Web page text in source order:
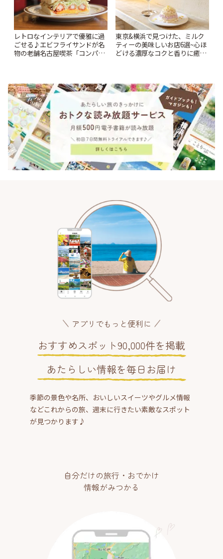
レトロなインテリアで優雅に過
ごせる♪エビフライサンドが名
物の老舗名古屋喫茶「コンパル
東京&横浜で見つけた、ミルク
ティーの美味しいお店6選~心ほ
どける濃厚なコクと香りに癒や
アプリでもっと便利に
おすすめスポット90,000件を掲載
あたらしい情報を毎日お届け
季節の景色や名所、おいしいスイーツやグルメ情報
などこれからの旅、週末に行きたい素敵なスポット
が見つかります♪
自分だけの旅行・おでかけ
情報がみつかる